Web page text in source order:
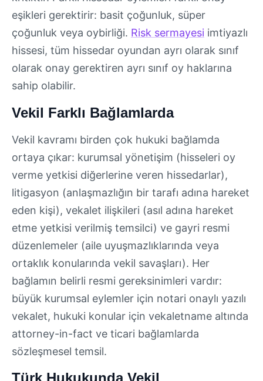
eşikleri gerektirir: basit çoğunluk, süper
çoğunluk veya oybirliği. Risk sermayesi imtiyazlı
hissesi, tüm hissedar oyundan ayrı olarak sınıf
olarak onay gerektiren ayrı sınıf oy haklarına
sahip olabilir.
Vekil Farklı Bağlamlarda
Vekil kavramı birden çok hukuki bağlamda
ortaya çıkar: kurumsal yönetişim (hisseleri oy
verme yetkisi diğerlerine veren hissedarlar),
litigasyon (anlaşmazlığın bir tarafı adına hareket
eden kişi), vekalet ilişkileri (asıl adına hareket
etme yetkisi verilmiş temsilci) ve gayri resmi
düzenlemeler (aile uyuşmazlıklarında veya
ortaklık konularında vekil savaşları). Her
bağlamın belirli resmi gereksinimleri vardır:
büyük kurumsal eylemler için notari onaylı yazılı
vekalet, hukuki konular için vekaletname altında
attorney-in-fact ve ticari bağlamlarda
sözleşmesel temsil.
Türk Hukukunda Vekil